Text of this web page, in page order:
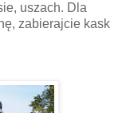
uszach. Dla
zabierajcie kask